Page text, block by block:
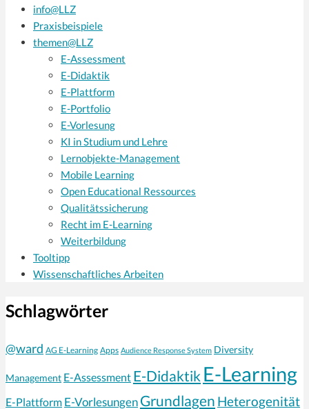
info@LLZ
Praxisbeispiele
themen@LLZ
E-Assessment
E-Didaktik
E-Plattform
E-Portfolio
E-Vorlesung
KI in Studium und Lehre
Lernobjekte-Management
Mobile Learning
Open Educational Ressources
Qualitätssicherung
Recht im E-Learning
Weiterbildung
Tooltipp
Wissenschaftliches Arbeiten
Schlagwörter
@ward AG E-Learning Apps Audience Response System Diversity
Management E-Assessment E-Didaktik E-Learning
E-Plattform E-Vorlesungen Grundlagen Heterogenität